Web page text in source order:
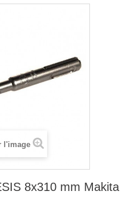
l'image
8x310 mm Makita